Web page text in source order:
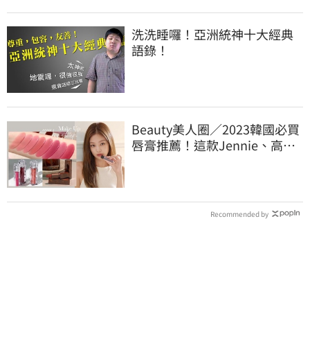
洗洗睡囉！亞洲統神十大經典
語錄！
Beauty美人圈／2023韓國必買
唇膏推薦！這款Jennie、高允
Recommended by